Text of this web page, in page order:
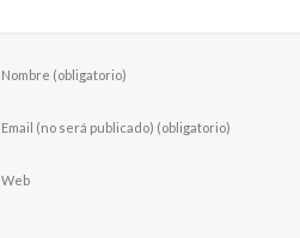
Nombre (obligatorio)
Email (no será publicado) (obligatorio)
Web